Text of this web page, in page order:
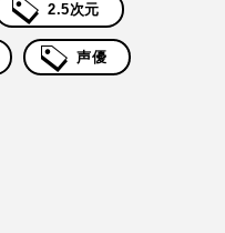
2.5次元
声優